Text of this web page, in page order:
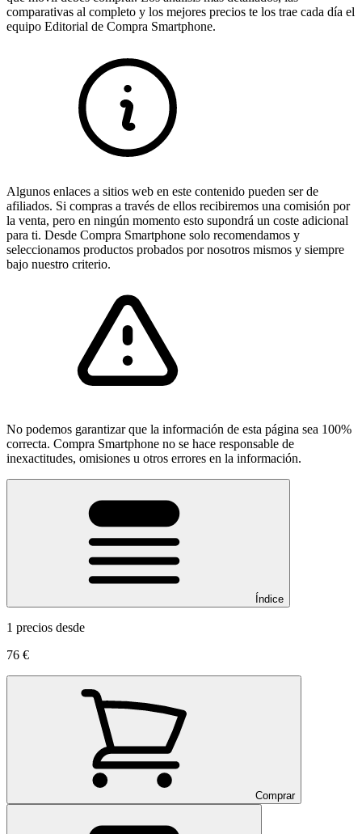
comparativas al completo y los mejores precios te los trae cada día el
equipo Editorial de Compra Smartphone.
Algunos enlaces a sitios web en este contenido pueden ser de
afiliados. Si compras a través de ellos recibiremos una comisión por
la venta, pero en ningún momento esto supondrá un coste adicional
para ti. Desde Compra Smartphone solo recomendamos y
seleccionamos productos probados por nosotros mismos y siempre
bajo nuestro criterio.
No podemos garantizar que la información de esta página sea 100%
correcta. Compra Smartphone no se hace responsable de
inexactitudes, omisiones u otros errores en la información.
Índice
1 precios desde
76 €
Comprar